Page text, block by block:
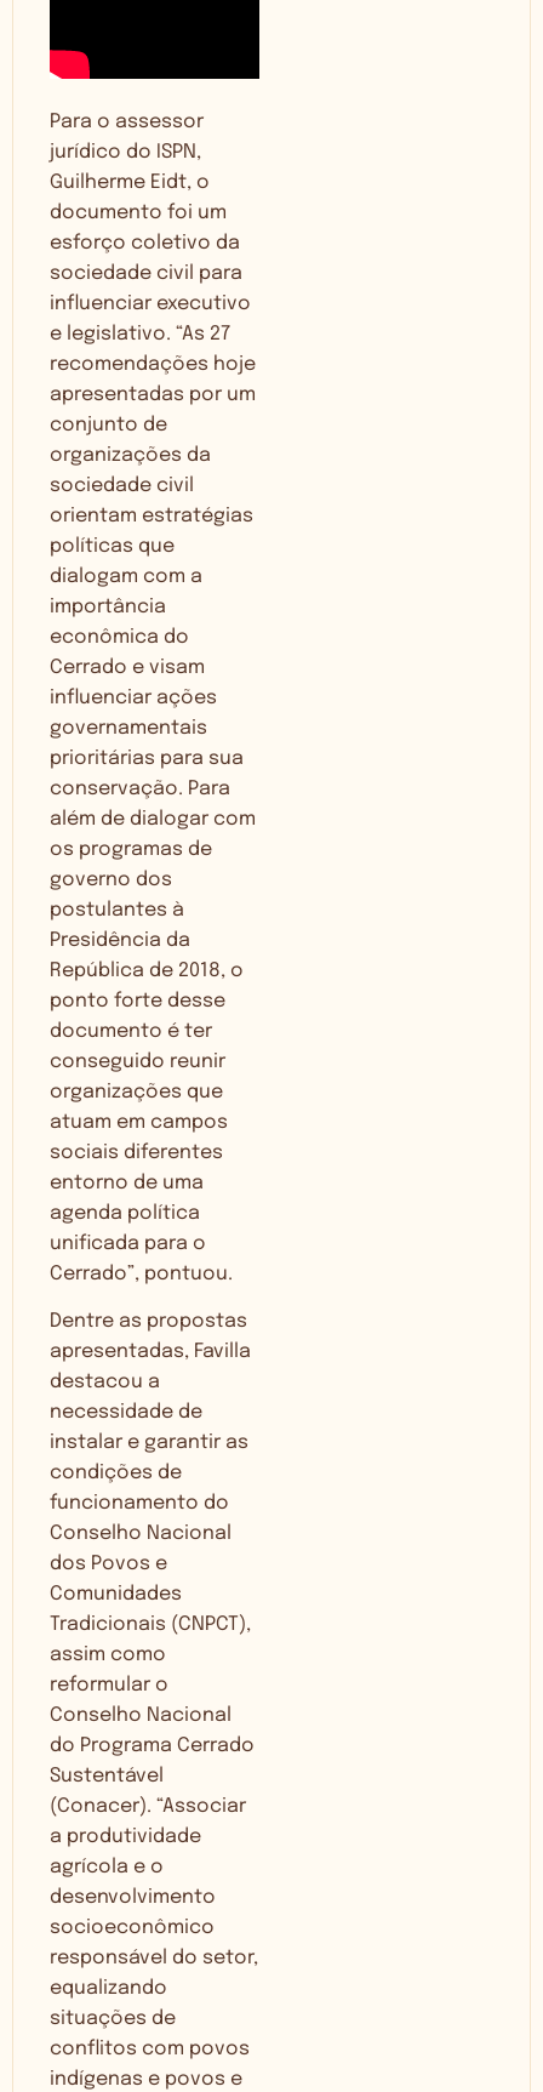
Para o assessor
jurídico do ISPN,
Guilherme Eidt, o
documento foi um
esforço coletivo da
sociedade civil para
influenciar executivo
e legislativo. “As 27
recomendações hoje
apresentadas por um
conjunto de
organizações da
sociedade civil
orientam estratégias
políticas que
dialogam com a
importância
econômica do
Cerrado e visam
influenciar ações
governamentais
prioritárias para sua
conservação. Para
além de dialogar com
os programas de
governo dos
postulantes à
Presidência da
República de 2018, o
ponto forte desse
documento é ter
conseguido reunir
organizações que
atuam em campos
sociais diferentes
entorno de uma
agenda política
unificada para o
Cerrado”, pontuou.
Dentre as propostas
apresentadas, Favilla
destacou a
necessidade de
instalar e garantir as
condições de
funcionamento do
Conselho Nacional
dos Povos e
Comunidades
Tradicionais (CNPCT),
assim como
reformular o
Conselho Nacional
do Programa Cerrado
Sustentável
(Conacer). “Associar
a produtividade
agrícola e o
desenvolvimento
socioeconômico
responsável do setor,
equalizando
situações de
conflitos com povos
indígenas e povos e